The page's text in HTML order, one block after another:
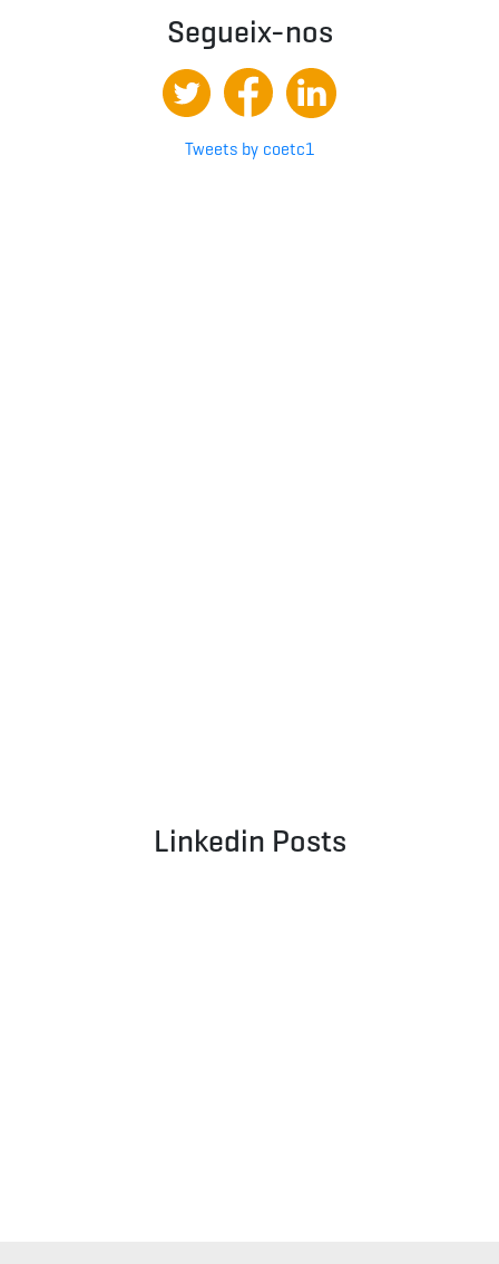
Segueix-nos
Tweets by coetc1
Linkedin Posts